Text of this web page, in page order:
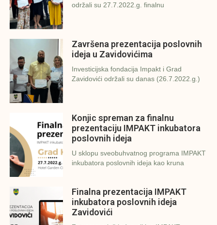
održali su 27.7.2022.g. finalnu
Završena prezentacija poslovnih
ideja u Zavidovićima
Investicijska fondacija Impakt i Grad
Zavidovići održali su danas (26.7.2022.g.)
Konjic spreman za finalnu
prezentaciju IMPAKT inkubatora
poslovnih ideja
U sklopu sveobuhvatnog programa IMPAKT
inkubatora poslovnih ideja kao kruna
Finalna prezentacija IMPAKT
inkubatora poslovnih ideja
Zavidovići